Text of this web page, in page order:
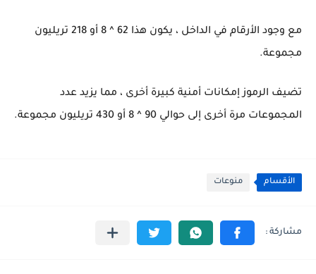
مع وجود الأرقام في الداخل ، يكون هذا 62 ^ 8 أو 218 تريليون
مجموعة.
تضيف الرموز إمكانات أمنية كبيرة أخرى ، مما يزيد عدد
المجموعات مرة أخرى إلى حوالي 90 ^ 8 أو 430 تريليون مجموعة.
الأقسام منوعات